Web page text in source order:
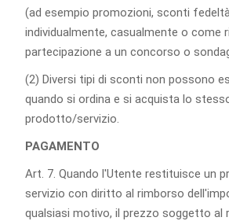
(ad esempio promozioni, sconti
individualmente, casualmente o come
partecipazione a un concorso o
(2) Diversi tipi di sconti non possono
quando si ordina e si acquista lo
prodotto/servizio.
PAGAMENTO
Art. 7. Quando l'Utente restituisce un
servizio con diritto al rimborso
qualsiasi motivo, il prezzo soggetto al